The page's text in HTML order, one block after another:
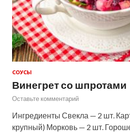
СОУСЫ
Винегрет со шпротами
Оставьте комментарий
Ингредиенты Свекла — 2 шт.
крупный) Морковь — 2 шт.